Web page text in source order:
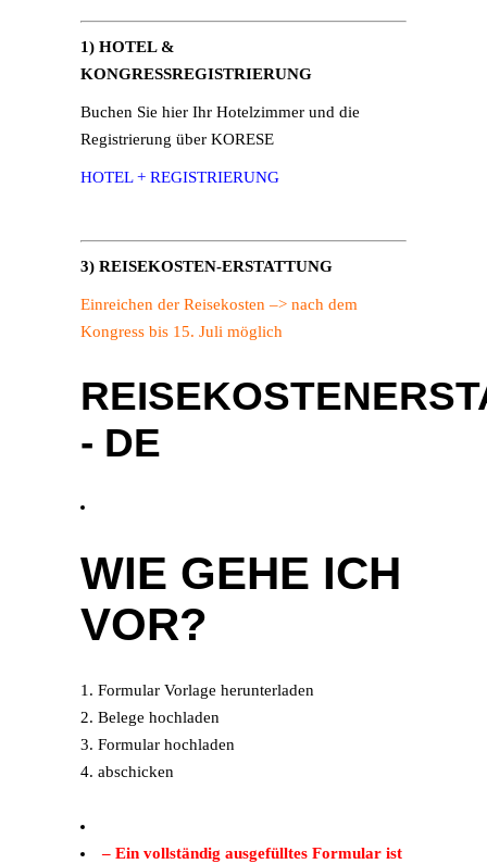
1) HOTEL &
KONGRESSREGISTRIERUNG
Buchen Sie hier Ihr Hotelzimmer und die
Registrierung über KORESE
HOTEL + REGISTRIERUNG
3) REISEKOSTEN-ERSTATTUNG
Einreichen der Reisekosten –> nach dem
Kongress bis 15. Juli möglich
- DE
WIE GEHE ICH
VOR?
1. Formular Vorlage herunterladen
2. Belege hochladen
3. Formular hochladen
4. abschicken
– Ein vollständig ausgefülltes Formular ist